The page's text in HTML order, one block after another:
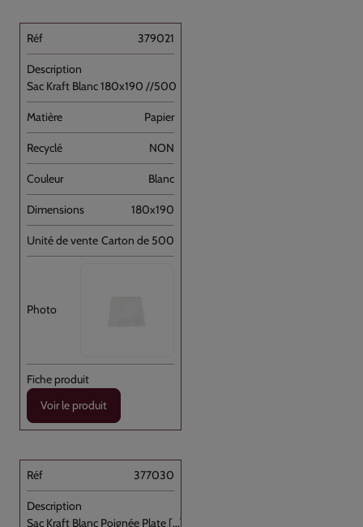
379021
Sac Kraft Blanc 180x190 //500
Papier
NON
Blanc
180x190
Carton de 500
Voir le produit
377030
Sac Kraft Blanc Poignée Plate [...]